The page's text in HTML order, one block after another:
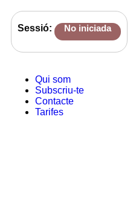
Sessió: No iniciada
Qui som
Subscriu-te
Contacte
Tarifes